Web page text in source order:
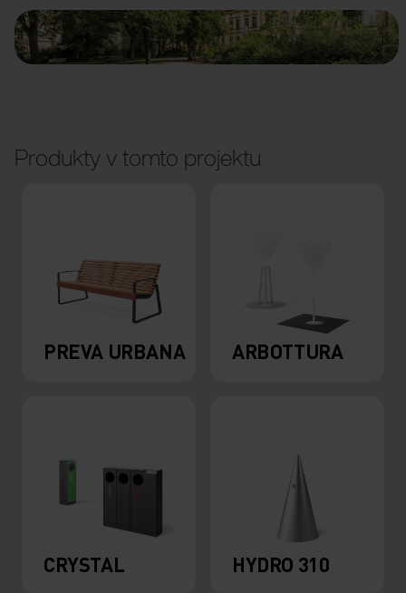
Produkty v tomto projektu
PREVA URBANA ARBOTTURA
CRYSTAL HYDRO 310